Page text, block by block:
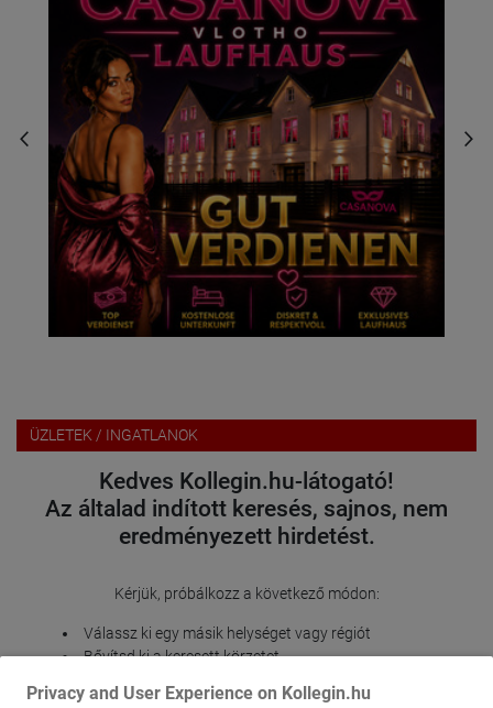
Privacy and User Experience on Kollegin.hu
ÜZLETEK / INGATLANOK
Kedves Kollegin.hu-látogató!
Az általad indított keresés, sajnos, nem
eredményezett hirdetést.
Kérjük, próbálkozz a következő módon:
Válassz ki egy másik helységet vagy régiót
Bővítsd ki a keresett körzetet